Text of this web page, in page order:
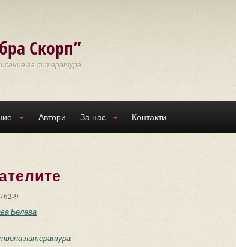
Скорп”
за литература
Автори За нас Контакти
9
Белева
литература